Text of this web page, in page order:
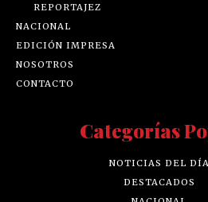
REPORTAJEZ
NACIONAL
EDICIÓN IMPRESA
NOSOTROS
CONTACTO
Categorías
NOTICIAS DEL DÍA
DESTACADOS